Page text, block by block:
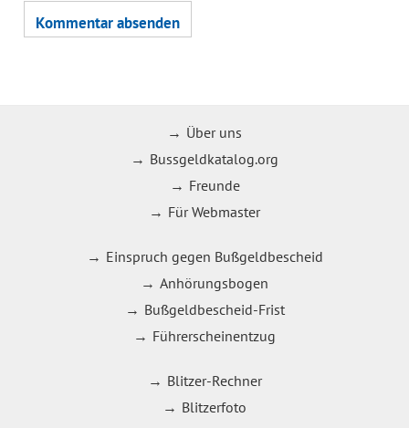
Über uns
Bussgeldkatalog.org
Freunde
Für Webmaster
Einspruch gegen Bußgeldbescheid
Anhörungsbogen
Bußgeldbescheid-Frist
Führerscheinentzug
Blitzer-Rechner
Blitzerfoto